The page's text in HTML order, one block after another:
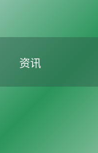
资讯